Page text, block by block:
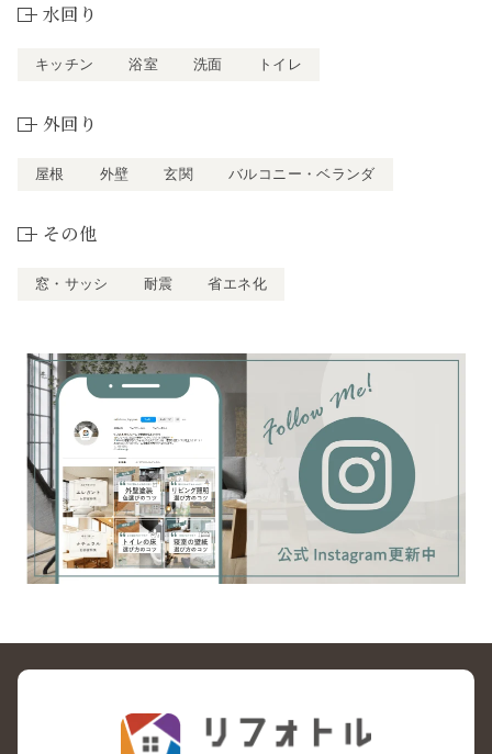
水回り
キッチン 浴室 洗面 トイレ
外回り
屋根 外壁 玄関 バルコニー・ベランダ
その他
窓・サッシ 耐震 省エネ化